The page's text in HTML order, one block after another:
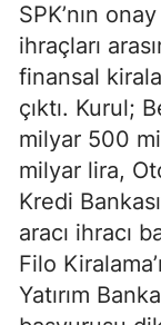
SPK’nın
ihraçları
finansal
çıktı. Kurul;
milyar 500
milyar lira,
Kredi
aracı ihracı
Filo
Yatırım